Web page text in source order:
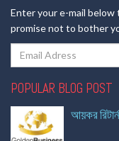
Enter your e-mail
promise not to bother
POPULAR BLOG POST
আয়কর